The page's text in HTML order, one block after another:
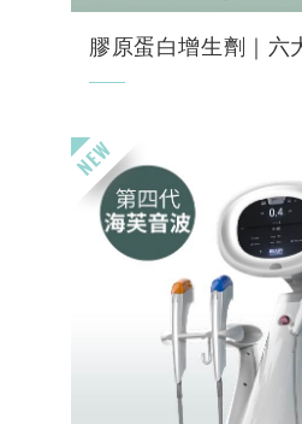
成分，25歲後開始持續減
1~2%。「膠原蛋白增生針
原因，利用對應成分作用
利用針劑吸收後在組織行...